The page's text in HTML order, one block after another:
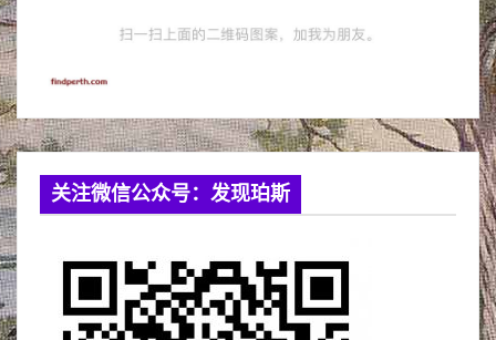
关注微信公众号：发现珀斯